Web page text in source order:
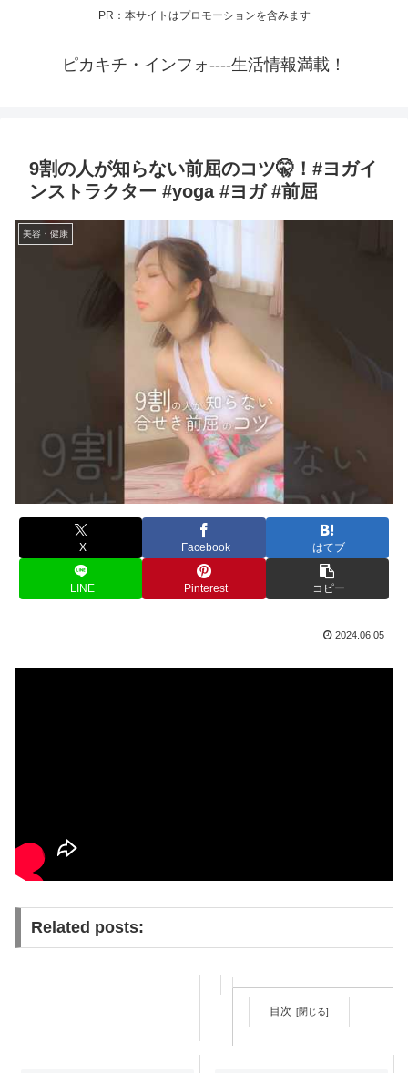
PR：本サイトはプロモーションを含みます
ピカキチ・インフォ----生活情報満載！
9割の人が知らない前屈のコツ🤫！#ヨガイ
ンストラクター #yoga #ヨガ #前屈
美容・健康
X Facebook はてブ
LINE Pinterest コピー
2024.06.05
Related posts:
目次